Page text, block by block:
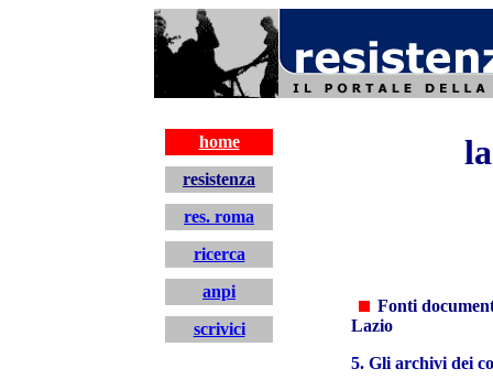
home
Fonti
Lazio
5. Gli archivi dei
resistenza
res. roma
ricerca
anpi
scrivici